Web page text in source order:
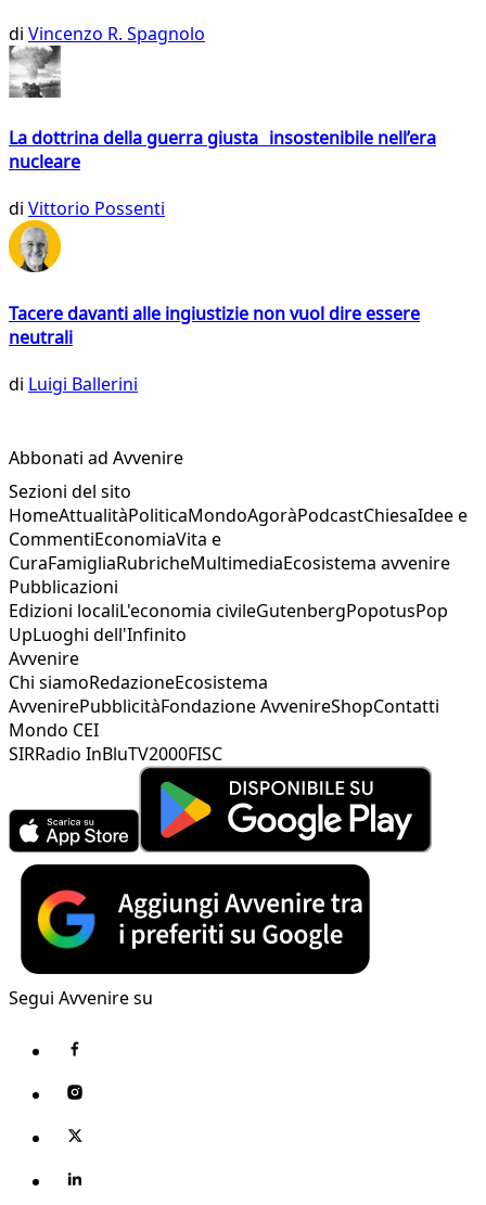
di Vincenzo R. Spagnolo
La dottrina della guerra giusta insostenibile nell’era
nucleare
di Vittorio Possenti
Tacere davanti alle ingiustizie non vuol dire essere
neutrali
di Luigi Ballerini
Abbonati ad Avvenire
Sezioni del sito
HomeAttualitàPoliticaMondoAgoràPodcastChiesaIdee e
CommentiEconomiaVita e
CuraFamigliaRubricheMultimediaEcosistema avvenire
Pubblicazioni
Edizioni localiL'economia civileGutenbergPopotusPop
UpLuoghi dell'Infinito
Avvenire
Chi siamoRedazioneEcosistema
AvvenirePubblicitàFondazione AvvenireShopContatti
Mondo CEI
SIRRadio InBluTV2000FISC
Segui Avvenire su